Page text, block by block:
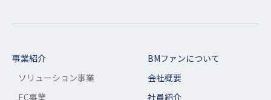
事業紹介
ソリューション事業
EC事業
BMファンについて
会社概要
社員紹介